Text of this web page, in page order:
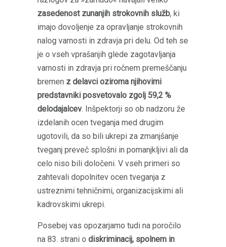
zasedenost zunanjih strokovnih služb, ki
imajo dovoljenje za opravljanje strokovnih
nalog varnosti in zdravja pri delu. Od teh se
je o vseh vprašanjih glede zagotavljanja
varnosti in zdravja pri ročnem premeščanju
bremen z delavci oziroma njihovimi
predstavniki posvetovalo zgolj 59,2 %
delodajalcev. Inšpektorji so ob nadzoru že
izdelanih ocen tveganja med drugim
ugotovili, da so bili ukrepi za zmanjšanje
tveganj preveč splošni in pomanjkljivi ali da
celo niso bili določeni. V vseh primeri so
zahtevali dopolnitev ocen tveganja z
ustreznimi tehničnimi, organizacijskimi ali
kadrovskimi ukrepi.
Posebej vas opozarjamo tudi na poročilo
na 83. strani o diskriminacij, spolnem in